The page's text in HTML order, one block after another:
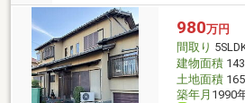
980万円
間取り
建物面積
土地面積
築年月 1990